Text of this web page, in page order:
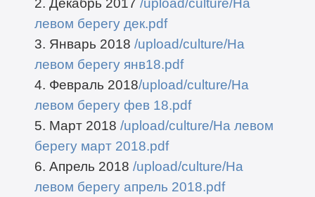
левом берегу дек.pdf
3. Январь 2018 /upload/culture/На
левом берегу янв18.pdf
4. Февраль 2018/upload/culture/На
левом берегу фев 18.pdf
5. Март 2018 /upload/culture/На левом
берегу март 2018.pdf
6. Апрель 2018 /upload/culture/На
левом берегу апрель 2018.pdf